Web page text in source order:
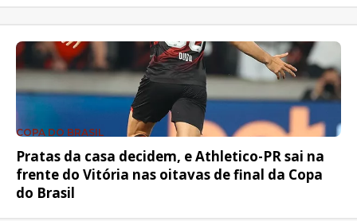
COPA DO BRASIL
Pratas da casa decidem, e Athletico-PR sai na
frente do Vitória nas oitavas de final da Copa
do Brasil